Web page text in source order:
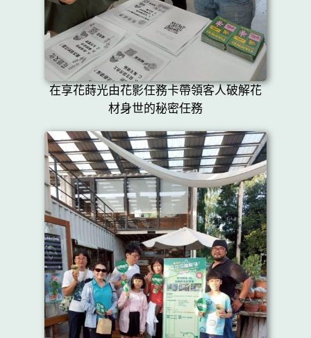
在享花蒔光由花影任務卡帶領客人破解花
材身世的秘密任務